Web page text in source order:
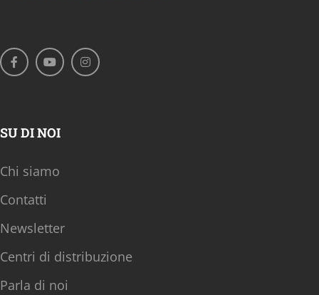
SU DI NOI
Chi siamo
Contatti
Newsletter
Centri di distribuzione
Parla di noi